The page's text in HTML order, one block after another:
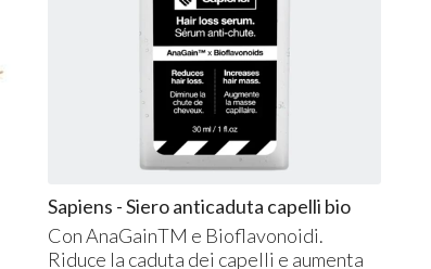
Sapiens - Siero anticaduta capelli bio
Con AnaGainTM e Bioflavonoidi.
Riduce la caduta dei capelli e aumenta